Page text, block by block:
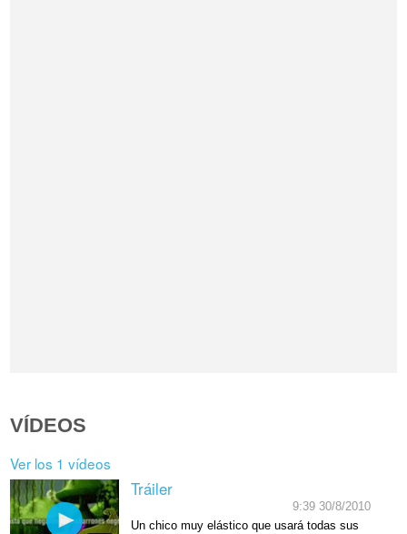
VÍDEOS
Ver los 1 vídeos
Tráiler
9:39 30/8/2010
Un chico muy elástico que usará todas sus